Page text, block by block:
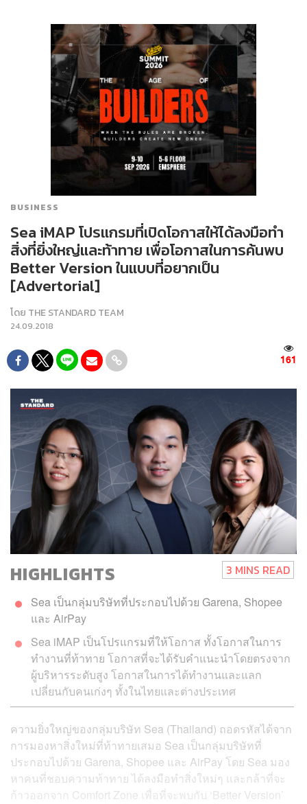
BUSINESS
Sea iMAP โปรแกรมที่เปิดโอกาสให้ได้ลงมือทำ
สิ่งที่ยิ่งใหญ่และท้าทาย เพื่อโอกาสในการค้นพบ
Better Version ในแบบที่อยากเป็น
[Advertorial]
โดย THE STANDARD TEAM
24.09.2018
161
HIGHLIGHTS 3 MINS READ
Sea เป็นกลุ่มบริษัทที่ประกอบไปด้วย Garena, Shopee
และ AirPay
Sea iMAP เป็นโปรแกรมที่ให้โอกาส ทั้งโอกาสในการ
ทำงานที่ท้าทาย โอกาสที่จะได้รับคำแนะนำโดยตรงจาก
ผู้บริหารระดับสูง โอกาสในการได้ทำงานและแลก
เปลี่ยนกับคนเก่งๆ ทั้งในไทยและต่างประเทศ
ความยิ่งใหญ่ของกลุ่มบริษัท Sea (Thailand) ถอดรหัสได้จาก
การมองหาสิ่งใหม่ที่ท้าทายเสมอ Sea เป็นกลุ่มบริษัทที่
ประกอบไปด้วย Garena, Shopee และ AirPay โดย Sea มอง
หาคนที่ชอบความท้าทาย ได้ลงมือทำสิ่งใหม่ๆ และกล้าที่จะ
ก้าวออกจาก Comfort Zone เพื่อที่จะพบกับ ‘Better Version’